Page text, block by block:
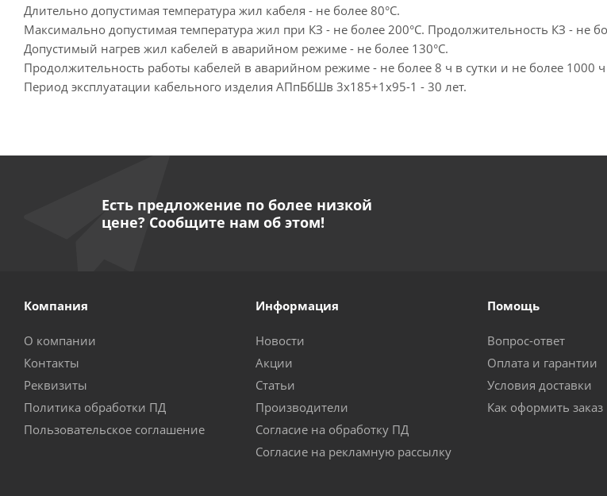
Длительно допустимая температура жил кабеля - не более 80°С.
Максимально допустимая температура жил при КЗ - не более 200°С. Продолжительность КЗ - не
Допустимый нагрев жил кабелей в аварийном режиме - не более 130°С.
Продолжительность работы кабелей в аварийном режиме - не более 8 ч в сутки и не более 1000 ч
Период эксплуатации кабельного изделия АПпБбШв 3х185+1х95-1 - 30 лет.
Есть предложение по более низкой
цене? Сообщите нам об этом!
Компания
О компании
Контакты
Реквизиты
Политика обработки ПД
Пользовательское соглашение
Информация
Новости
Акции
Статьи
Производители
Согласие на обработку ПД
Согласие на рекламную рассылку
Помощь
Вопрос-ответ
Оплата и гарантии
Условия доставки
Как оформить заказ